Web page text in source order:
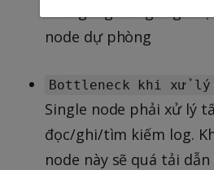
thống log sẽ ngừng
node dự phòng
Bottleneck khi xử lý
Single node phải xử lý
đọc/ghi/tìm kiếm log.
node này sẽ quá tải